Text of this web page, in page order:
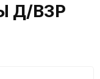
Д/ВЗР